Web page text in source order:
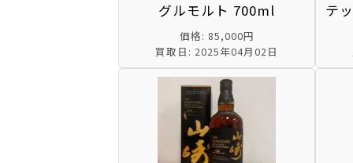
グルモルト 700ml
価格: 85,000円
買取日: 2025年04月02日
テ